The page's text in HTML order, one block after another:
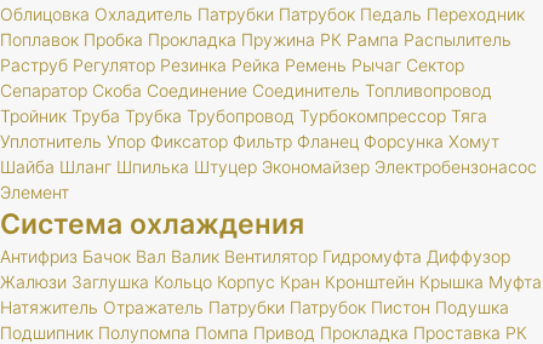
Облицовка Охладитель Патрубки Патрубок Педаль Переходник
Поплавок Пробка Прокладка Пружина РК Рампа Распылитель
Раструб Регулятор Резинка Рейка Ремень Рычаг Сектор
Сепаратор Скоба Соединение Соединитель Топливопровод
Тройник Труба Трубка Трубопровод Турбокомпрессор Тяга
Уплотнитель Упор Фиксатор Фильтр Фланец Форсунка Хомут
Шайба Шланг Шпилька Штуцер Экономайзер Электробензонасос
Элемент
Система охлаждения
Антифриз Бачок Вал Валик Вентилятор Гидромуфта Диффузор
Жалюзи Заглушка Кольцо Корпус Кран Кронштейн Крышка Муфта
Натяжитель Отражатель Патрубки Патрубок Пистон Подушка
Подшипник Полупомпа Помпа Привод Прокладка Проставка РК